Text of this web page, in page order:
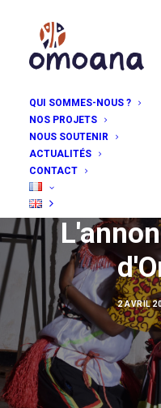
QUI SOMMES-NOUS ?
NOS PROJETS
NOUS SOUTENIR
ACTUALITÉS
CONTACT
2 AVRIL